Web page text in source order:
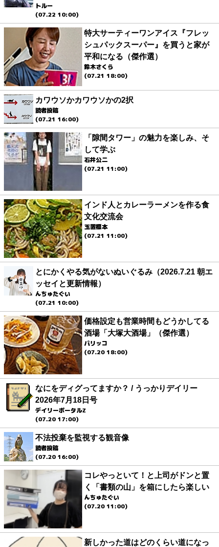
トルー
(07.22 10:00)
特大サーティーワンアイス『フレッ
シュパックスーパー』を買うと家が
平和になる（傑作選）
鈴木さくら
(07.21 18:00)
カワウソかカワウソかの2択
読者投稿
(07.21 16:00)
「隙間タワー」の魅力を楽しみ、そ
して学ぶ
石井公二
(07.21 11:00)
インド人とカレーラーメンを作る食
文化交流会
玉置標本
(07.21 11:00)
とにかくやる気がないぬいぐるみ（2026.7.21 朝エ
ッセイと更新情報）
んちゅたぐい
(07.21 10:00)
価格設定も営業時間もどうかしてる
酒場「大塚大酒場」（傑作選）
パリッコ
(07.20 18:00)
なにをディグってますか？ / うっかりデイリー
2026年7月18日号
デイリーポータルZ
(07.20 17:00)
不法投棄を監視する観音像
読者投稿
(07.20 16:00)
コレやっといて！と上司がドンと置
く「書類の山」を箱にしたら楽しい
んちゅたぐい
(07.20 11:00)
新しかった道はどのくらい道になっ